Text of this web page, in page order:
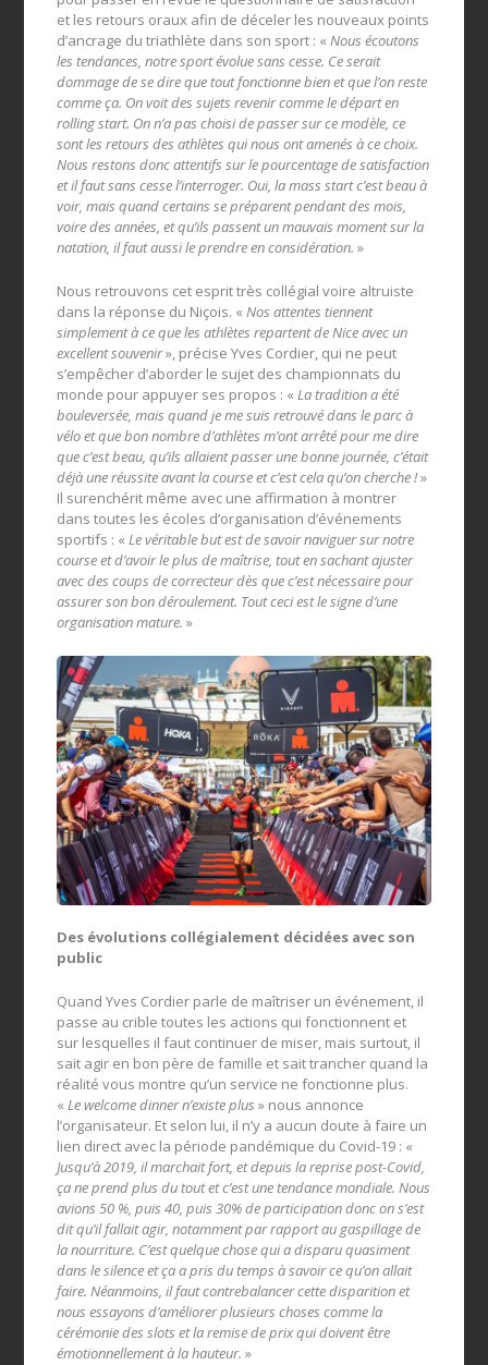
et les retours oraux afin de déceler les nouveaux points
d’ancrage du triathlète dans son sport : «Nous écoutons
les tendances, notre sport évolue sans cesse. Ce serait
dommage de se dire que tout fonctionne bien et que l’on reste
comme ça. On voit des sujets revenir comme le départ en
rolling start. On n’a pas choisi de passer sur ce modèle, ce
sont les retours des athlètes quinous ont amenés à ce choix.
Nous restons donc attentifs sur le pourcentage de satisfaction
et il faut sans cesse l’interroger. Oui, la mass start c’est beau à
voir, mais quand certains se préparent pendant des mois,
voire des années, et qu’ils passent un mauvais moment sur la
natation, il faut aussi le prendre en considération.»
Nous retrouvons cet esprit très collégial voire altruiste
dans la réponse du Niçois. «Nos attentes tiennent
simplement à ce que les athlètes repartent de Nice avec un
excellent souvenir», précise Yves Cordier, qui ne peut
s’empêcher d’aborder le sujet des championnats du
monde pour appuyer ses propos : «La tradition a été
bouleversée, mais quand je me suis retrouvé dans le parc à
vélo et que bon nombre d’athlètes m’ont arrêté pour me dire
que c’est beau, qu’ils allaient passer une bonne journée, c’était
déjà une réussite avant la course et c’est cela qu’on cherche !»
Il surenchérit même avec une affirmation à montrer
dans toutes les écoles d’organisation d’événements
sportifs : «Le véritable but est de savoir naviguer sur notre
course et d’avoir le plus de maîtrise, tout en sachant ajuster
avec des coups de correcteur dès que c’est nécessaire pour
assurer son bon déroulement. Tout ceci est le signe d’une
organisation mature. »
Des évolutions collégialement décidées avec son
public
Quand Yves Cordier parle de maîtriser un événement, il
passe au crible toutes les actions qui fonctionnent et
sur lesquelles il faut continuer de miser, mais surtout, il
sait agir en bon père de famille et sait trancher quand la
réalité vous montre qu’un service ne fonctionne plus.
«Le welcome dinner n’existe plus » nous annonce
l’organisateur. Et selon lui, il n’y a aucun doute à faire un
lien direct avec la période pandémique du Covid-19 : «
Jusqu’à 2019, il marchait fort, et depuis la reprise post-Covid,
ça ne prend plus du tout et c’est une tendance mondiale. Nous
avions 50 %, puis 40, puis 30% de participation donc on s’est
dit qu’il fallait agir, notamment par rapport au gaspillage de
la nourriture. C’est quelque chose qui a disparu quasiment
dans le silence et ça a pris du temps à savoir ce qu’on allait
faire. Néanmoins, il faut contrebalancer cette disparition et
nous essayons d’améliorer plusieurs choses comme la
cérémonie des slots et la remise de prix qui doivent être
émotionnellement à la hauteur. »